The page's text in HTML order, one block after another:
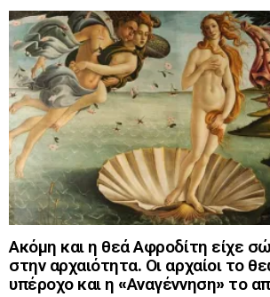
Ακόμη και η θεά Αφροδίτη είχε
στην αρχαιότητα. Οι αρχαίοι το
υπέροχο και η «Αναγέννηση» το